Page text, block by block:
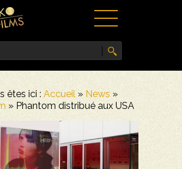
FILMS
VIDÉOS
PRESSE
êtes ici : Accueil» News »
» Phantom distribué aux USA